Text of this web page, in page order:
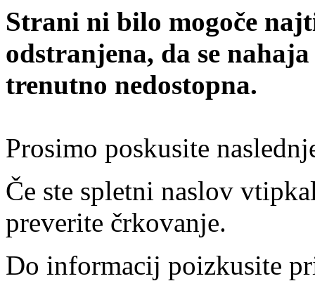
Strani ni bilo mogoče
odstranjena, da se
trenutno nedostopna.
Prosimo poskusite
Če ste spletni naslov
preverite črkovanje.
Do informacij poizkusite